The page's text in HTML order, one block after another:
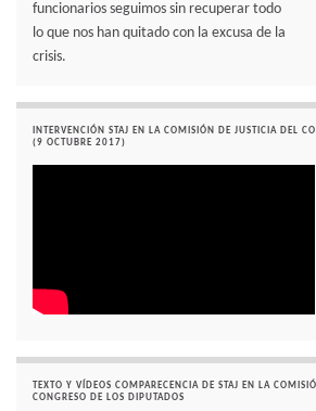
funcionarios seguimos sin recuperar todo
lo que nos han quitado con la excusa de la
crisis.
INTERVENCIÓN STAJ EN LA COMISIÓN DE JUSTICIA DEL
(9 OCTUBRE 2017)
TEXTO Y VÍDEOS COMPARECENCIA DE STAJ EN LA
CONGRESO DE LOS DIPUTADOS